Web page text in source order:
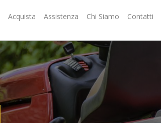
Acquista Assistenza Chi Siamo Contatti